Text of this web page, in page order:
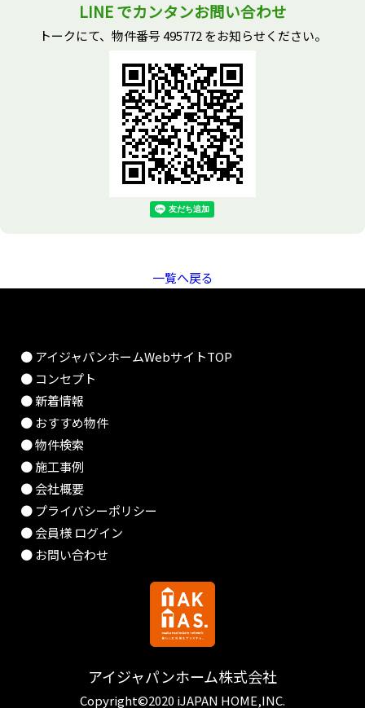
LINE でカンタンお問い合わせ
トークにて、物件番号 495772 をお知らせください。
一覧へ戻る
● アイジャパンホームWebサイトTOP
● コンセプト
● 新着情報
● おすすめ物件
● 物件検索
● 施工事例
● 会社概要
● プライバシーポリシー
● 会員様 ログイン
● お問い合わせ
アイジャパンホーム株式会社
Copyright©2020 iJAPAN HOME,INC.